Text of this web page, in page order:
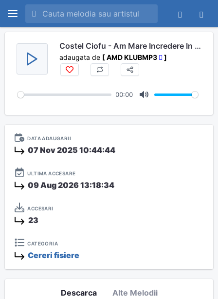
Costel Ciofu - Am Mare Incredere In Tine
adaugata de [ AMD KLUBMP3 ]
00:00
u
DATA ADAUGARII
07 Nov 2025 10:44:44
ULTIMA ACCESARE
09 Aug 2026 13:18:34
ACCESARI
23
CATEGORIA
Cereri fisiere
Descarca Alte Melodii